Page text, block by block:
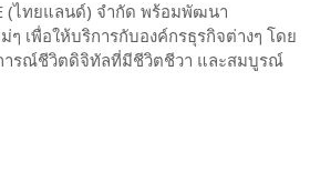
(ไทยแลนด์) จำกัด พร้อมพัฒนา
ๆ เพื่อให้บริการกับองค์กรธุรกิจต่างๆ โดย
ารณ์ชีวิตดิจิทัลที่มีชีวิตชีวา และสมบูรณ์